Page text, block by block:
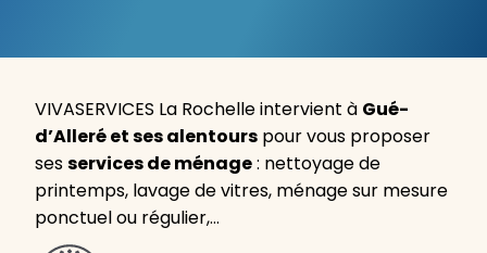
VIVASERVICES La Rochelle intervient à Gué-
d’Alleré et ses alentours pour vous proposer
sesservices de ménage: nettoyage de
printemps, lavage de vitres, ménage sur mesure
ponctuel ou régulier,…